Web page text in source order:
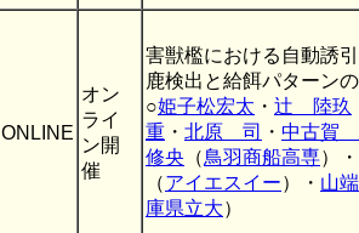
ONLINE
オン
ライ
ン開
催
害獣檻における自動誘
鹿検出と給餌パターン
○姫子松宏太 ・ 辻 陸玖
重 ・ 北原 司 ・ 中古賀
修央 （鳥羽商船高専）・
（アイエスイー）・ 山
庫県立大）